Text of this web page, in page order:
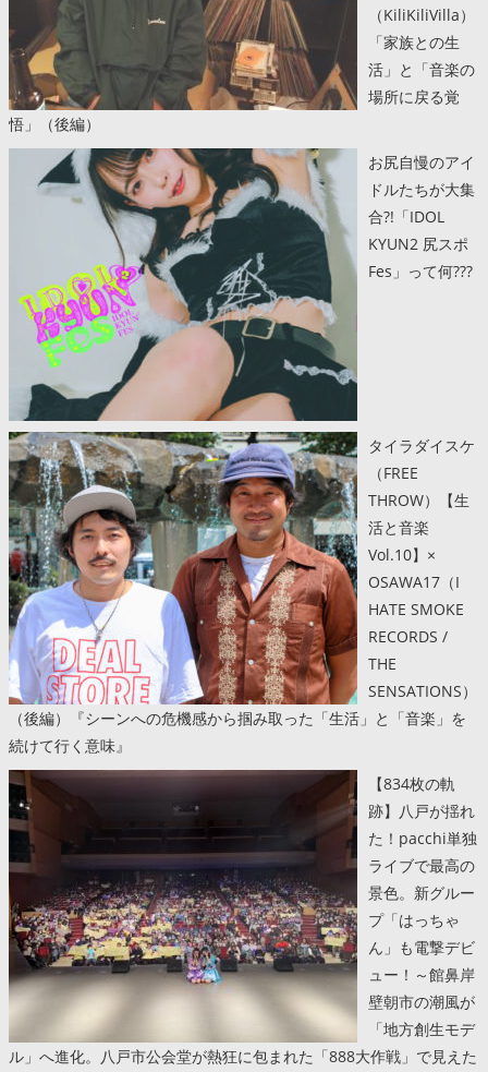
（KiliKiliVilla）
「家族との生
活」と「音楽の
場所に戻る覚
悟」（後編）
お尻自慢のアイ
ドルたちが大集
合?!「IDOL
KYUN2 尻スポ
Fes」って何???
タイラダイスケ
（FREE
THROW）【生
活と音楽
Vol.10】×
OSAWA17（I
HATE SMOKE
RECORDS /
THE
SENSATIONS）
（後編）『シーンへの危機感から掴み取った「生活」と「音楽」を
続けて行く意味』
【834枚の軌
跡】八戸が揺れ
た！pacchi単独
ライブで最高の
景色。新グルー
プ「はっちゃ
ん」も電撃デビ
ュー！～館鼻岸
壁朝市の潮風が
「地方創生モデ
ル」へ進化。八戸市公会堂が熱狂に包まれた「888大作戦」で見えた